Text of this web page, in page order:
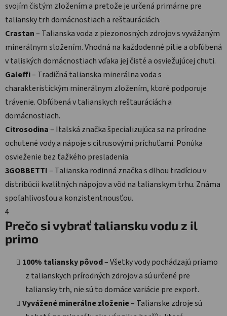
svojím čistým zložením a pretože je určená primárne pre
taliansky trh domácnostiach a reštauráciách.
Crastan– Talianska voda z piezonosných zdrojov s vyvážaným
minerálnym složením. Vhodná na každodenné pitie a obľúbená
v taliských domácnostiach vďaka jej čisté a osviežujúcej chuti.
Galeffi– Tradičná talianska minerálna voda s
charakteristickým minerálnym zložením, ktoré podporuje
trávenie. Obľúbená v talianskych reštauráciách a
domácnostiach.
Citrosodina– Italská značka špecializujúca sa na prírodne
ochutené vody a nápoje s citrusovými príchuťami. Ponúka
osvieženie bez ťažkého presladenia.
3GOBBETTI– Talianska rodinná značka s dlhou tradíciou v
distribúcii kvalitných nápojov a vôd na talianskym trhu. Známa
spoľahlivosťou a konzistentnousťou.
4
Prečo si vybrať taliansku vodu z il
primo
100% taliansky pôvod– Všetky vody pochádzajú priamo
z talianskych prírodných zdrojov a sú určené pre
taliansky trh, nie sú to domáce variácie pre export.
Vyvážené minerálne zloženie– Talianske zdroje sú